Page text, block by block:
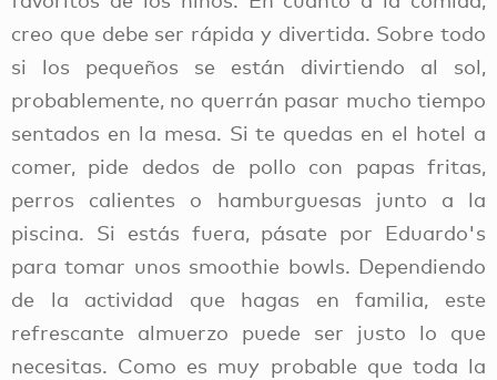
creo que debe ser rápida y divertida. Sobre todo
si los pequeños se están divirtiendo al sol,
probablemente, no querrán pasar mucho tiempo
sentados en la mesa. Si te quedas en el hotel a
comer, pide dedos de pollo con papas fritas,
perros calientes o hamburguesas junto a la
piscina. Si estás fuera, pásate por Eduardo's
para tomar unos smoothie bowls. Dependiendo
de la actividad que hagas en familia, este
refrescante almuerzo puede ser justo lo que
necesitas. Como es muy probable que toda la